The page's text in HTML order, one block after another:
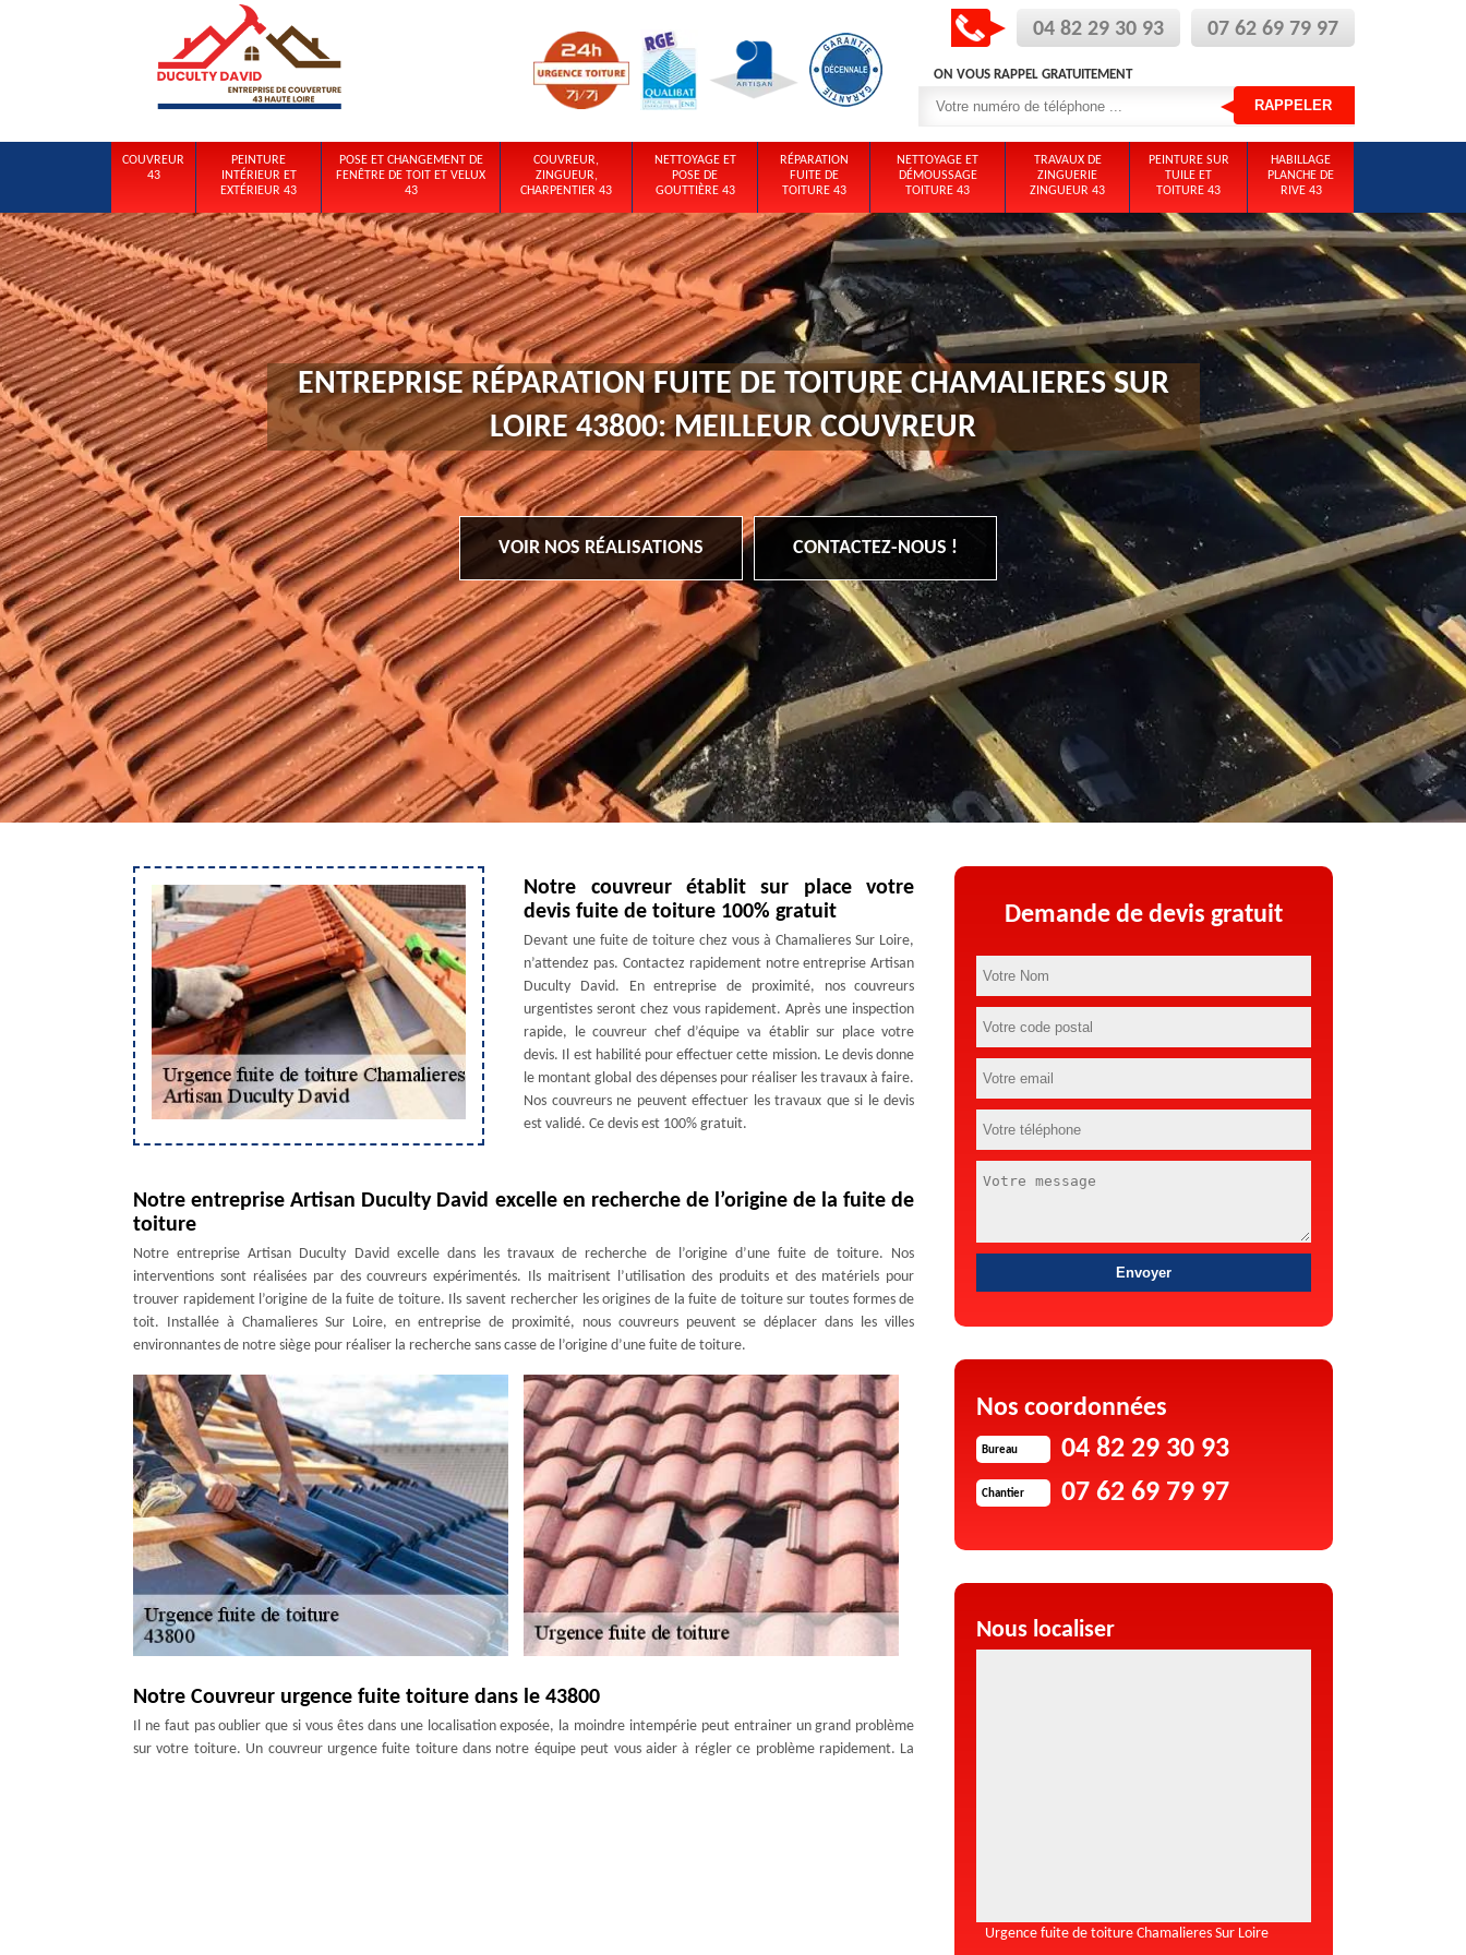
04 82 29 30 93 07 62 69 79 97
ON VOUS RAPPEL GRATUITEMENT
COUVREUR
43
PEINTURE
INTÉRIEUR ET
EXTÉRIEUR 43
POSE ET CHANGEMENT DE
FENÊTRE DE TOIT ET VELUX
43
COUVREUR,
ZINGUEUR,
CHARPENTIER 43
NETTOYAGE ET
POSE DE
GOUTTIÈRE 43
RÉPARATION
FUITE DE
TOITURE 43
NETTOYAGE ET
DÉMOUSSAGE
TOITURE 43
TRAVAUX DE
ZINGUERIE
ZINGUEUR 43
PEINTURE SUR
TUILE ET
TOITURE 43
HABILLAGE
PLANCHE DE
RIVE 43
ENTREPRISE RÉPARATION FUITE DE TOITURE CHAMALIERES SUR
LOIRE 43800: MEILLEUR COUVREUR
VOIR NOS RÉALISATIONS CONTACTEZ-NOUS !
Notre couvreur établit sur place votre
devis fuite de toiture 100% gratuit
Devant une fuite de toiture chez vous à Chamalieres Sur Loire,
n’attendez pas. Contactez rapidement notre entreprise Artisan
Duculty David. En entreprise de proximité, nos couvreurs
urgentistes seront chez vous rapidement. Après une inspection
rapide, le couvreur chef d’équipe va établir sur place votre
devis. Il est habilité pour effectuer cette mission. Le devis donne
le montant global des dépenses pour réaliser les travaux à faire.
Nos couvreurs ne peuvent effectuer les travaux que si le devis
est validé. Ce devis est 100% gratuit.
Notre entreprise Artisan Duculty David excelle en recherche de l’origine de la fuite de
toiture
Notre entreprise Artisan Duculty David excelle dans les travaux de recherche de l’origine d’une fuite de toiture. Nos
interventions sont réalisées par des couvreurs expérimentés. Ils maitrisent l’utilisation des produits et des matériels pour
trouver rapidement l’origine de la fuite de toiture. Ils savent rechercher les origines de la fuite de toiture sur toutes formes de
toit. Installée à Chamalieres Sur Loire, en entreprise de proximité, nous couvreurs peuvent se déplacer dans les villes
environnantes de notre siège pour réaliser la recherche sans casse de l’origine d’une fuite de toiture.
Notre Couvreur urgence fuite toiture dans le 43800
Il ne faut pas oublier que si vous êtes dans une localisation exposée, la moindre intempérie peut entrainer un grand problème
sur votre toiture. Un couvreur urgence fuite toiture dans notre équipe peut vous aider à régler ce problème rapidement. La
Demande de devis gratuit
Nos coordonnées
Bureau 04 82 29 30 93
Chantier 07 62 69 79 97
Nous localiser
Urgence fuite de toiture Chamalieres Sur Loire